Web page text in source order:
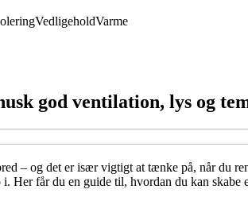
VedligeholdVarme
god ventilation, lys og
– og det er især vigtigt at tænke på, når du
Her får du en guide til, hvordan du kan skabe